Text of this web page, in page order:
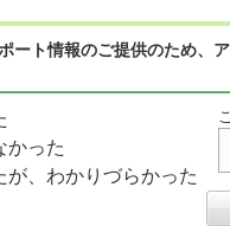
ポート情報のご提供のため
かった
が、わかりづらかった